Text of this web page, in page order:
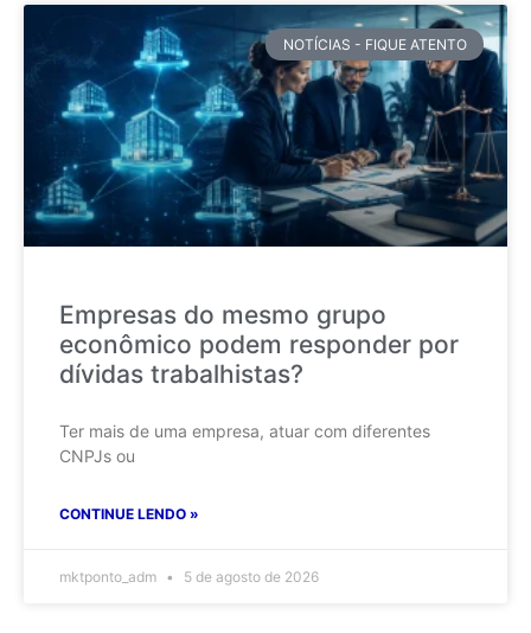
NOTÍCIAS - FIQUE ATENTO
Empresas do mesmo grupo
econômico podem responder por
dívidas trabalhistas?
Ter mais de uma empresa, atuar com diferentes
CNPJs ou
CONTINUE LENDO »
mktponto_adm 5 de agosto de 2026